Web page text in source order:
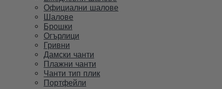
Официални шалове
Шалове
Брошки
Огърлици
Гривни
Дамски чанти
Плажни чанти
Чанти тип плик
Портфейли